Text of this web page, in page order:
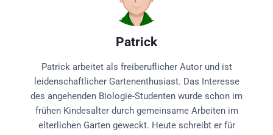
Patrick
Patrick arbeitet als freiberuflicher Autor und ist
leidenschaftlicher Gartenenthusiast. Das Interesse
des angehenden Biologie-Studenten wurde schon im
frühen Kindesalter durch gemeinsame Arbeiten im
elterlichen Garten geweckt. Heute schreibt er für